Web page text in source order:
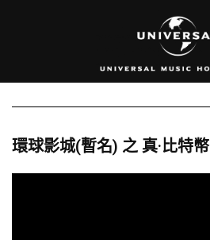
環球影城(暫名) 之 真·比特幣